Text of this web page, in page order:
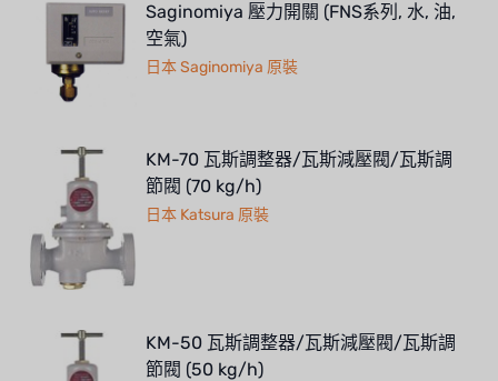
Saginomiya 壓力開關 (FNS系列, 水, 油,
空氣)
日本 Saginomiya 原裝
KM-70 瓦斯調整器/瓦斯減壓閥/瓦斯調
節閥 (70 kg/h)
日本 Katsura 原裝
KM-50 瓦斯調整器/瓦斯減壓閥/瓦斯調
節閥 (50 kg/h)